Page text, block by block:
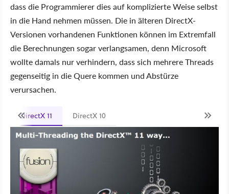
dass die Programmierer dies auf komplizierte Weise selbst
in die Hand nehmen müssen. Die in älteren DirectX-
Versionen vorhandenen Funktionen können im Extremfall
die Berechnungen sogar verlangsamen, denn Microsoft
wollte damals nur verhindern, dass sich mehrere Threads
gegenseitig in die Quere kommen und Abstürze
verursachen.
DirectX 11 DirectX 10